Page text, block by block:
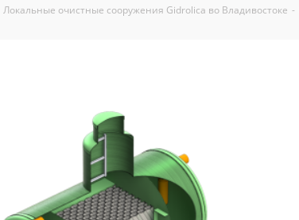
Локальные очистные сооружения Gidrolica во Владивостоке -